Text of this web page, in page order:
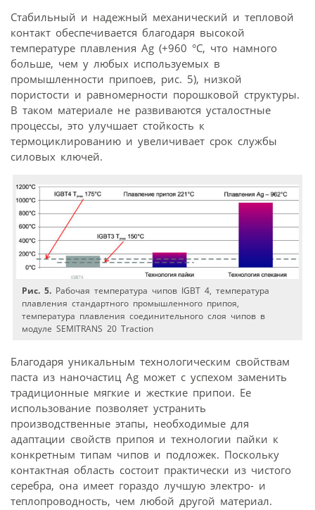
Стабильный и надежный механический и тепловой
контакт обеспечивается благодаря высокой
температуре плавления Ag (+960 °C, что намного
больше, чем у любых используемых в
промышленности припоев, рис. 5), низкой
пористости и равномерности порошковой структуры.
В таком материале не развиваются усталостные
процессы, это улучшает стойкость к
термоциклированию и увеличивает срок службы
силовых ключей.
Рис. 5. Рабочая температура чипов IGBT 4, температура
плавления стандартного промышленного припоя,
температура плавления соединительного слоя чипов в
модуле SEMITRANS 20 Traction
Благодаря уникальным технологическим свойствам
паста из наночастиц Ag может с успехом заменить
традиционные мягкие и жесткие припои. Ее
использование позволяет устранить
производственные этапы, необходимые для
адаптации свойств припоя и технологии пайки к
конкретным типам чипов и подложек. Поскольку
контактная область состоит практически из чистого
серебра, она имеет гораздо лучшую электро- и
теплопроводность, чем любой другой материал.